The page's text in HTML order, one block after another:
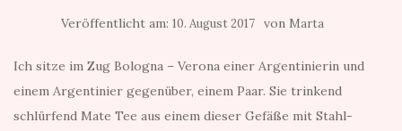
Veröffentlicht am: 10. August 2017 von Marta
Ich sitze im Zug Bologna – Verona einer Argentinierin und
einem Argentinier gegenüber, einem Paar. Sie trinkend
schlürfend Mate Tee aus einem dieser Gefäße mit Stahl-